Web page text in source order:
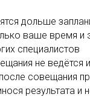
дольше
ваше время и
специалистов
не ведётся
совещания
результата и